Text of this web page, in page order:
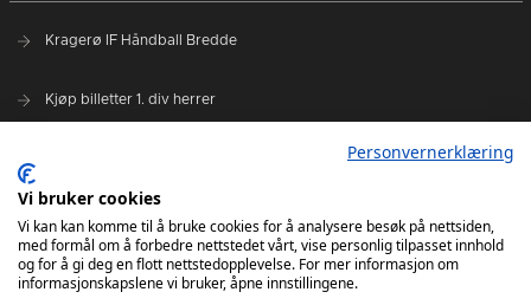
Kragerø IF Håndball Bredde
Kjøp billetter 1. div herrer
Hovedsponsorer:
Sparebanken Norge
Select Sport
Personvernerklæring
Vi bruker cookies
Vi kan kan komme til å bruke cookies for å analysere besøk på nettsiden,
med formål om å forbedre nettstedet vårt, vise personlig tilpasset innhold
og for å gi deg en flott nettstedopplevelse. For mer informasjon om
informasjonskapslene vi bruker, åpne innstillingene.